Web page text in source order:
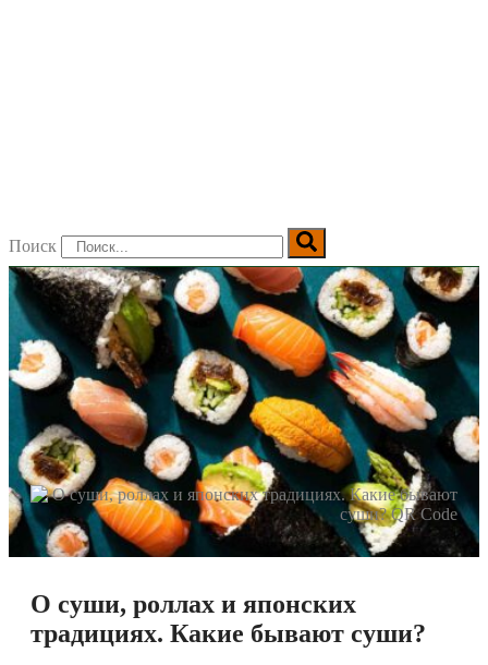
Поиск
О суши, роллах и японских
традициях. Какие бывают суши?